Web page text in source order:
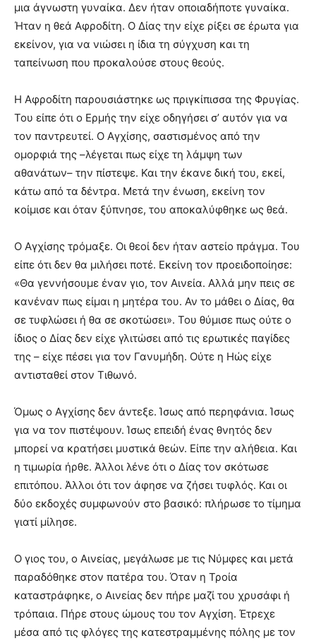
μια άγνωστη γυναίκα. Δεν ήταν οποιαδήποτε γυναίκα.
Ήταν η θεά Αφροδίτη. Ο Δίας την είχε ρίξει σε έρωτα για
εκείνον, για να νιώσει η ίδια τη σύγχυση και τη
ταπείνωση που προκαλούσε στους θεούς.
Η Αφροδίτη παρουσιάστηκε ως πριγκίπισσα της Φρυγίας.
Του είπε ότι ο Ερμής την είχε οδηγήσει σ’ αυτόν για να
τον παντρευτεί. Ο Αγχίσης, σαστισμένος από την
ομορφιά της –λέγεται πως είχε τη λάμψη των
αθανάτων– την πίστεψε. Και την έκανε δική του, εκεί,
κάτω από τα δέντρα. Μετά την ένωση, εκείνη τον
κοίμισε και όταν ξύπνησε, του αποκαλύφθηκε ως θεά.
Ο Αγχίσης τρόμαξε. Οι θεοί δεν ήταν αστείο πράγμα. Του
είπε ότι δεν θα μιλήσει ποτέ. Εκείνη τον προειδοποίησε:
«Θα γεννήσουμε έναν γιο, τον Αινεία. Αλλά μην πεις σε
κανέναν πως είμαι η μητέρα του. Αν το μάθει ο Δίας, θα
σε τυφλώσει ή θα σε σκοτώσει». Του θύμισε πως ούτε ο
ίδιος ο Δίας δεν είχε γλιτώσει από τις ερωτικές παγίδες
της – είχε πέσει για τον Γανυμήδη. Ούτε η Ηώς είχε
αντισταθεί στον Τιθωνό.
Όμως ο Αγχίσης δεν άντεξε. Ίσως από περηφάνια. Ίσως
για να τον πιστέψουν. Ίσως επειδή ένας θνητός δεν
μπορεί να κρατήσει μυστικά θεών. Είπε την αλήθεια. Και
η τιμωρία ήρθε. Άλλοι λένε ότι ο Δίας τον σκότωσε
επιτόπου. Άλλοι ότι τον άφησε να ζήσει τυφλός. Και οι
δύο εκδοχές συμφωνούν στο βασικό: πλήρωσε το τίμημα
γιατί μίλησε.
Ο γιος του, ο Αινείας, μεγάλωσε με τις Νύμφες και μετά
παραδόθηκε στον πατέρα του. Όταν η Τροία
καταστράφηκε, ο Αινείας δεν πήρε μαζί του χρυσάφι ή
τρόπαια. Πήρε στους ώμους του τον Αγχίση. Έτρεχε
μέσα από τις φλόγες της κατεστραμμένης πόλης με τον